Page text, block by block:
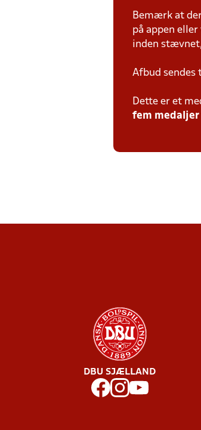
Bemærk at
på appen
inden
Afbud sendes
Dette er et
fem medaljer
DBU SJÆLLAND